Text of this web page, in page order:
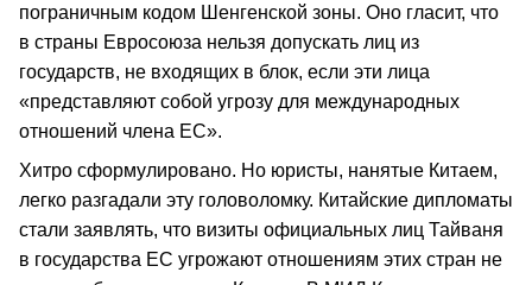
пограничным кодом Шенгенской зоны. Оно гласит, что
в страны Евросоюза нельзя допускать лиц из
государств, не входящих в блок, если эти лица
«представляют собой угрозу для международных
отношений члена ЕС».
Хитро сформулировано. Но юристы, нанятые Китаем,
легко разгадали эту головоломку. Китайские дипломаты
стали заявлять, что визиты официальных лиц Тайваня
в государства ЕС угрожают отношениям этих стран не